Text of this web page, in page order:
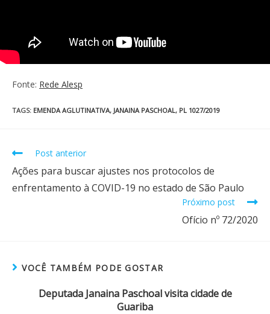
Fonte: Rede Alesp
TAGS: EMENDA AGLUTINATIVA, JANAINA PASCHOAL, PL 1027/2019
Post anterior
Ações para buscar ajustes nos protocolos de
enfrentamento à COVID-19 no estado de São Paulo
Próximo post
Ofício nº 72/2020
VOCÊ TAMBÉM PODE GOSTAR
Deputada Janaina Paschoal visita cidade de
Guariba